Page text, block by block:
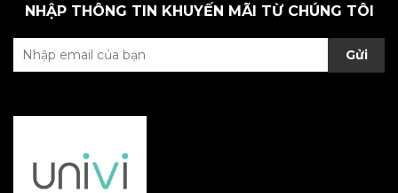
NHẬP THÔNG TIN KHUYẾN MÃI TỪ CHÚNG TÔI
Gửi